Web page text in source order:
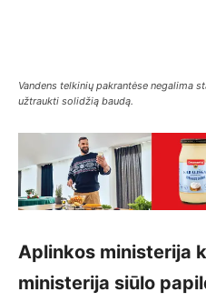
Vandens telkinių pakrantėse negalima
užtraukti solidžią baudą.
Aplinkos ministerija
ministerija siūlo